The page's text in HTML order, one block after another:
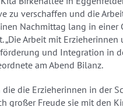
zu verschaffen und die
Nachmittag lang in einer
Arbeit mit
und Integration in
am Abend Bilanz.
die die Erzieherinnen in der
großer Freude sie mit den